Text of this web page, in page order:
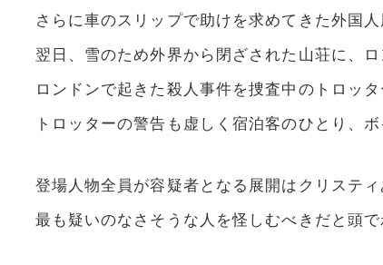
さらに車のスリップで助けを求めてきた外国
翌日、雪のため外界から閉ざされた山荘に、
ロンドンで起きた殺人事件を捜査中のトロッ
トロッターの警告も虚しく宿泊客のひとり、
登場人物全員が容疑者となる展開はクリステ
最も疑いのなさそうな人を怪しむべきだと頭